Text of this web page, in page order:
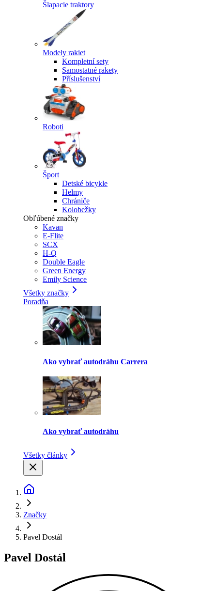
Šlapacie traktory
Modely rakiet
Kompletní sety
Samostatné rakety
Příslušenství
Roboti
Šport
Detské bicykle
Helmy
Chrániče
Kolobežky
Obľúbené značky
Kavan
E-Flite
SCX
H-Q
Double Eagle
Green Energy
Emily Science
Všetky značky
Poradňa
Ako vybrať autodráhu Carrera
Ako vybrať autodráhu
Všetky články
Značky
Pavel Dostál
Pavel Dostál